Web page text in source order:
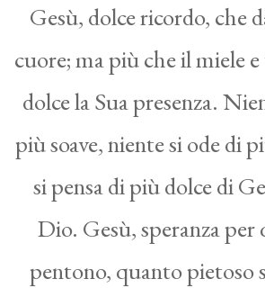
Gesù, dolce ricordo, che
cuore; ma più che il miele
dolce la Sua presenza.
più soave, niente si ode di
si pensa di più dolce di
Dio. Gesù, speranza per
pentono, quanto pietoso